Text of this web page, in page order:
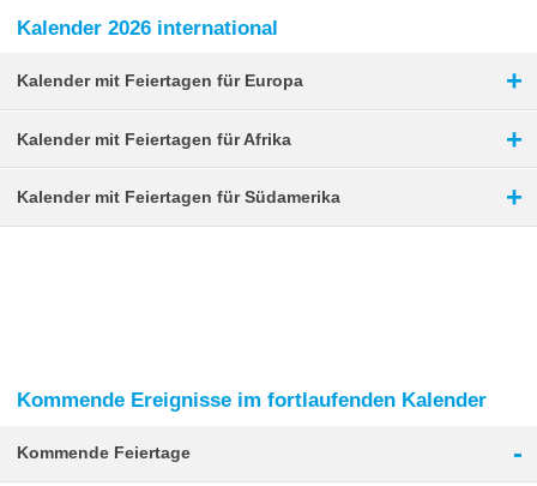
Kalender 2026 international
Kalender mit Feiertagen für Europa +
Kalender mit Feiertagen für Afrika +
Kalender mit Feiertagen für Südamerika +
Kommende Ereignisse im fortlaufenden Kalender
Kommende Feiertage -